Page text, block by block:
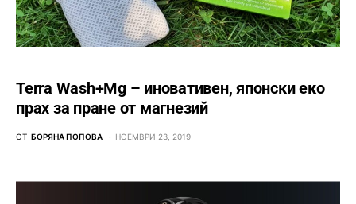
Terra Wash+Mg – иновативен, японски еко
прах за пране от магнезий
ОТ БОРЯНА ПОПОВА НОЕМВРИ 23, 2019